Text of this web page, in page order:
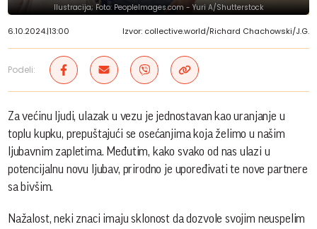
Ilustracija; Foto: PeopleImages.com - Yuri A/Shutterstock
6.10.2024.|13:00 Izvor: collective.world/Richard Chachowski/J.G.
Podeli:
Za većinu ljudi, ulazak u vezu je jednostavan kao uranjanje u
toplu kupku, prepuštajući se osećanjima koja želimo u našim
ljubavnim zapletima. Međutim, kako svako od nas ulazi u
potencijalnu novu ljubav, prirodno je upoređivati te nove partnere
sa bivšim.
Nažalost, neki znaci imaju sklonost da dozvole svojim neuspelim